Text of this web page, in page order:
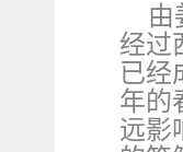
由
经过
已经
年的
远影